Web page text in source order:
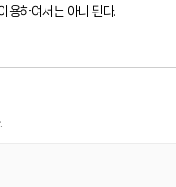
용하여서는 아니 된다.